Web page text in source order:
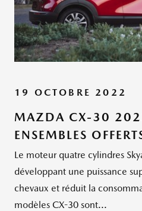
19 OCTOBRE 2022
MAZDA CX-30
ENSEMBLES
Le moteur quatre cylindres
développant une puissance
chevaux et réduit la
modèles CX-30 sont...